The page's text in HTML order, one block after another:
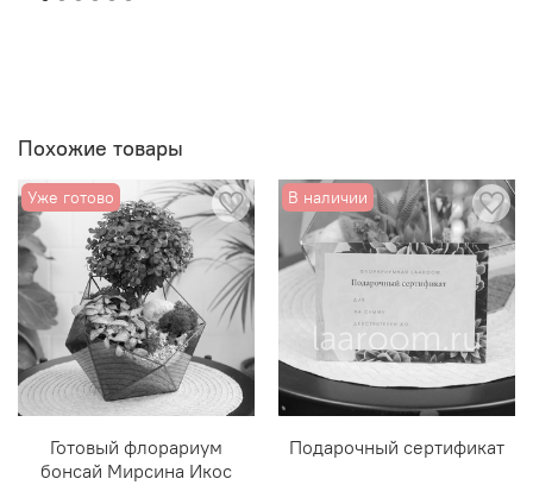
Похожие товары
Уже готово
Готовый флорариум
бонсай Мирсина Икос
В наличии
Подарочный сертификат